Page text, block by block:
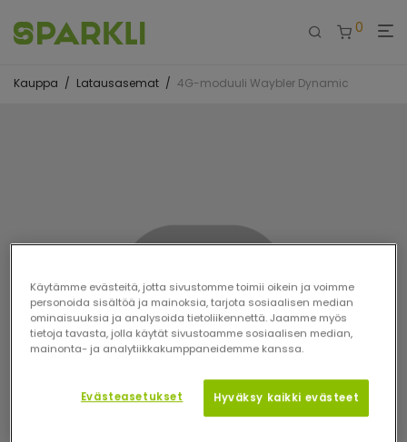
0
Kauppa / Latausasemat / 4G-moduuli Waybler Dynamic
Käytämme evästeitä, jotta sivustomme toimii oikein ja voimme
personoida sisältöä ja mainoksia, tarjota sosiaalisen median
ominaisuuksia ja analysoida tietoliikennettä. Jaamme myös
tietoja tavasta, jolla käytät sivustoamme sosiaalisen median,
mainonta- ja analytiikkakumppaneidemme kanssa.
Evästeasetukset Hyväksy kaikki evästeet